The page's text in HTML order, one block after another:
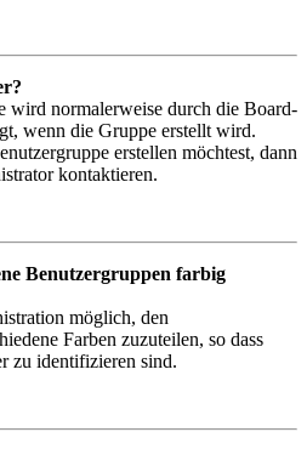
wird normalerweise durch die Board-
wenn die Gruppe erstellt wird.
erstellen möchtest, dann
kontaktieren.
Benutzergruppen farbig
möglich, den
Farben zuzuteilen, so dass
zu identifizieren sind.